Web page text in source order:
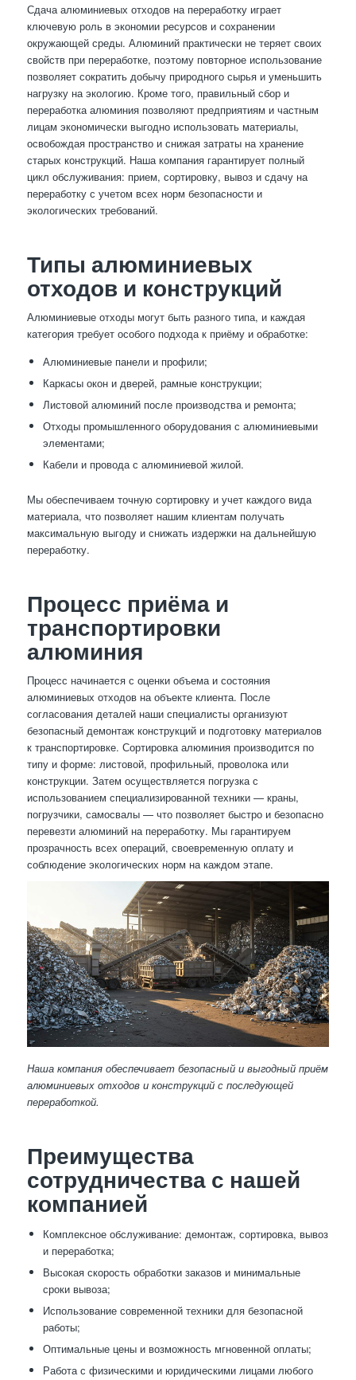
Сдача алюминиевых отходов на переработку играет
ключевую роль в экономии ресурсов и сохранении
окружающей среды. Алюминий практически не теряет своих
свойств при переработке, поэтому повторное использование
позволяет сократить добычу природного сырья и уменьшить
нагрузку на экологию. Кроме того, правильный сбор и
переработка алюминия позволяют предприятиям и частным
лицам экономически выгодно использовать материалы,
освобождая пространство и снижая затраты на хранение
старых конструкций. Наша компания гарантирует полный
цикл обслуживания: прием, сортировку, вывоз и сдачу на
переработку с учетом всех норм безопасности и
экологических требований.
Типы алюминиевых
отходов и конструкций
Алюминиевые отходы могут быть разного типа, и каждая
категория требует особого подхода к приёму и обработке:
Алюминиевые панели и профили;
Каркасы окон и дверей, рамные конструкции;
Листовой алюминий после производства и ремонта;
Отходы промышленного оборудования с алюминиевыми
элементами;
Кабели и провода с алюминиевой жилой.
Мы обеспечиваем точную сортировку и учет каждого вида
материала, что позволяет нашим клиентам получать
максимальную выгоду и снижать издержки на дальнейшую
переработку.
Процесс приёма и
транспортировки
алюминия
Процесс начинается с оценки объема и состояния
алюминиевых отходов на объекте клиента. После
согласования деталей наши специалисты организуют
безопасный демонтаж конструкций и подготовку материалов
к транспортировке. Сортировка алюминия производится по
типу и форме: листовой, профильный, проволока или
конструкции. Затем осуществляется погрузка с
использованием специализированной техники — краны,
погрузчики, самосвалы — что позволяет быстро и безопасно
перевезти алюминий на переработку. Мы гарантируем
прозрачность всех операций, своевременную оплату и
соблюдение экологических норм на каждом этапе.
Наша компания обеспечивает безопасный и выгодный приём
алюминиевых отходов и конструкций с последующей
переработкой.
Преимущества
сотрудничества с нашей
компанией
Комплексное обслуживание: демонтаж, сортировка, вывоз
и переработка;
Высокая скорость обработки заказов и минимальные
сроки вывоза;
Использование современной техники для безопасной
работы;
Оптимальные цены и возможность мгновенной оплаты;
Работа с физическими и юридическими лицами любого